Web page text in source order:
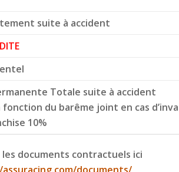
suite à accident
Totale suite à accident
du barême joint en cas
10%
documents contractuels ici